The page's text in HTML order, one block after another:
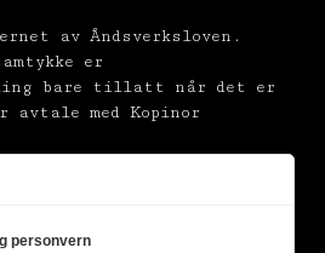
av Åndsverksloven.
er
bare tillatt når det er
med Kopinor
personvern